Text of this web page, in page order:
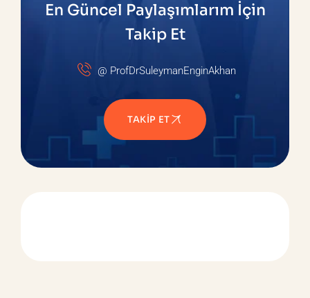
En Güncel Paylaşımlarım İçin
Takip Et
@ ProfDrSuleymanEnginAkhan
TAKIP ET